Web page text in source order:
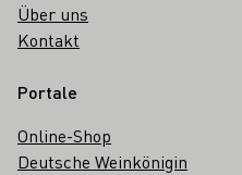
Über uns
Kontakt
Portale
Online-Shop
Deutsche Weinkönigin